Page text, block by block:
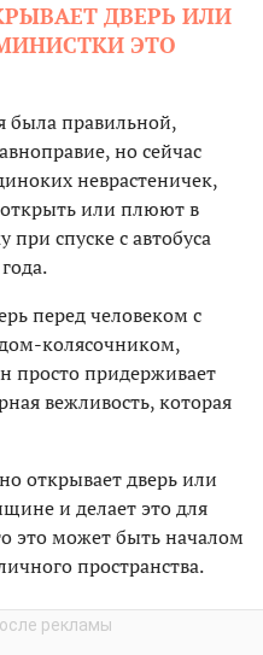
ДВЕРЬ ИЛИ
ЭТО
была правильной,
но сейчас
неврастеничек,
или плюют в
спуске с автобуса
перед человеком с
колясочником,
просто придерживает
вежливость, которая
открывает дверь или
и делает это для
это может быть началом
пространства.